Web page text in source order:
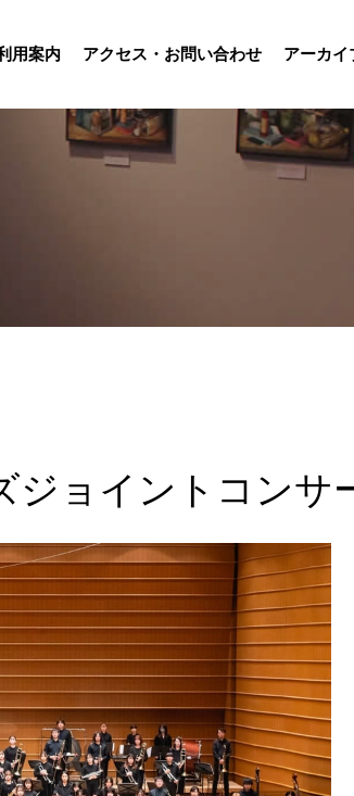
用案内 アクセス・お問い合わせ アーカイ
ジョイントコンサ